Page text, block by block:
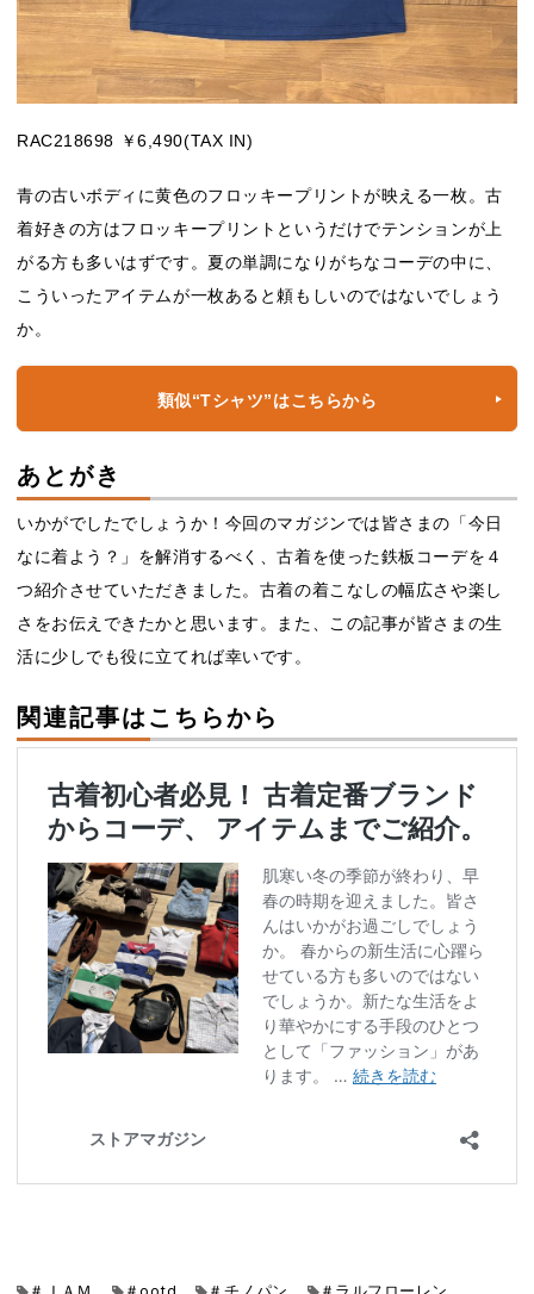
RAC218698 ￥6,490(TAX IN)
青の古いボディに黄色のフロッキープリントが映える一枚。古
着好きの方はフロッキープリントというだけでテンションが上
がる方も多いはずです。夏の単調になりがちなコーデの中に、
こういったアイテムが一枚あると頼もしいのではないでしょう
か。
類似“Tシャツ”はこちらから
あとがき
いかがでしたでしょうか！今回のマガジンでは皆さまの「今日
なに着よう？」を解消するべく、古着を使った鉄板コーデを４
つ紹介させていただきました。古着の着こなしの幅広さや楽し
さをお伝えできたかと思います。また、この記事が皆さまの生
活に少しでも役に立てれば幸いです。
関連記事はこちらから